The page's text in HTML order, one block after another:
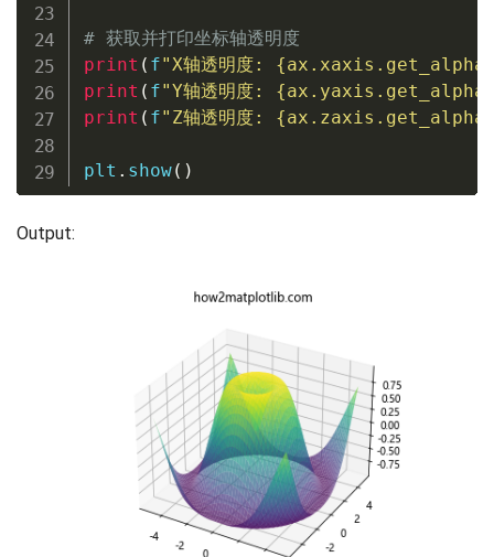
# 获取并打印坐标轴透明度
print ( f"X轴透明度: {ax . xaxis . get_alpha
print ( f"Y轴透明度: {ax . yaxis . get_alpha
print ( f"Z轴透明度: {ax . zaxis . get_alpha
plt . show( )
Output: